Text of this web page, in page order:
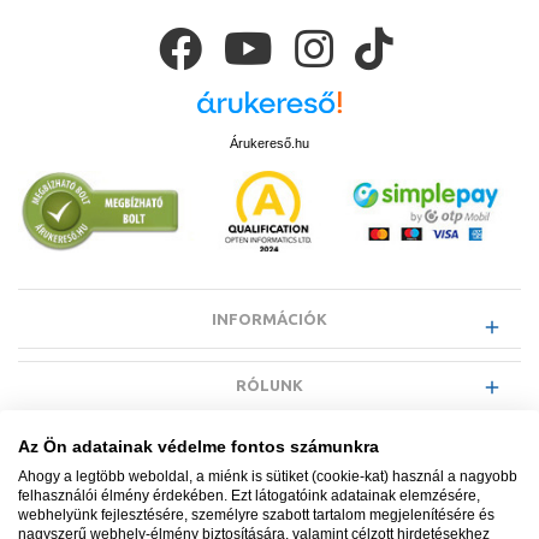
50 s A WC-ülőke maximális terhelése 150 kg Szállítási terjedelem
• Flexibilis cső 3/8” ívidommal 1/2” • Spriccelés elleni védőlap •
méhsejtszerkezetű szűrő • Vízkőtelenítő szer 125 ml
Árukereső.hu
INFORMÁCIÓK
RÓLUNK
EGYÉB INFORMÁCIÓK
VÁSÁRLÓI INFORMÁCIÓK
Az Ön adatainak védelme fontos számunkra
Ahogy a legtöbb weboldal, a miénk is sütiket (cookie-kat) használ a nagyobb
felhasználói élmény érdekében. Ezt látogatóink adatainak elemzésére,
webhelyünk fejlesztésére, személyre szabott tartalom megjelenítésére és
nagyszerű webhely-élmény biztosítására, valamint célzott hirdetésekhez